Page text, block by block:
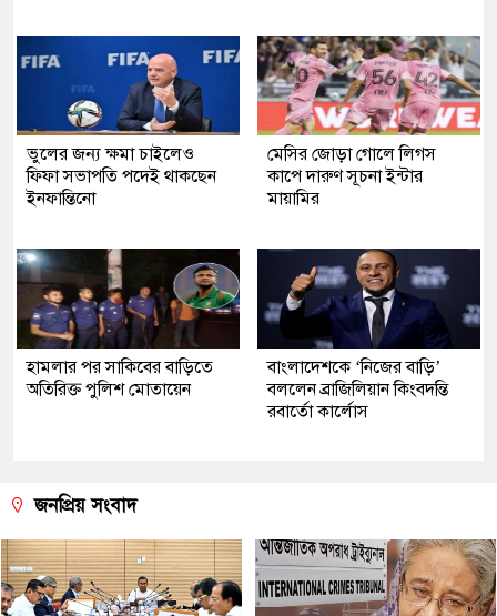
ভুলের জন্য ক্ষমা চাইলেও
ফিফা সভাপতি পদেই থাকছেন
ইনফান্তিনো
মেসির জোড়া গোলে লিগস
কাপে দারুণ সূচনা ইন্টার
মায়ামির
হামলার পর সাকিবের বাড়িতে
অতিরিক্ত পুলিশ মোতায়েন
বাংলাদেশকে ‘নিজের বাড়ি’
বললেন ব্রাজিলিয়ান কিংবদন্তি
রবার্তো কার্লোস
জনপ্রিয় সংবাদ